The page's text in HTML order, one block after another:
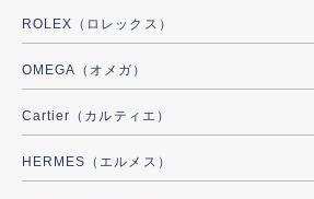
ROLEX（ロレックス）
OMEGA（オメガ）
Cartier（カルティエ）
HERMES（エルメス）